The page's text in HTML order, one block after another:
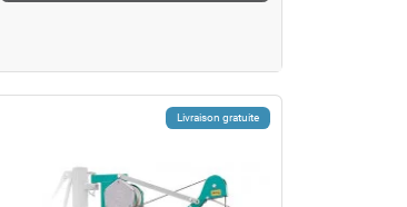
Livraison gratuite